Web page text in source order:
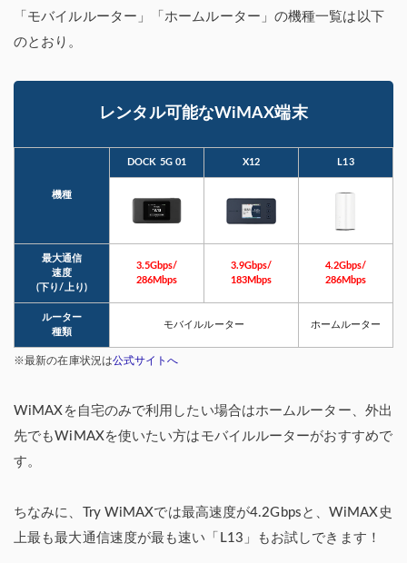
「モバイルルーター」「ホームルーター」の機種一覧は以下
のとおり。
レンタル可能なWiMAX端末
機種
DOCK 5G 01 X12 L13
最大通信
速度
(下り/上り)
3.5Gbps/
286Mbps
3.9Gbps/
183Mbps
4.2Gbps/
286Mbps
ルーター
種類
モバイルルーター ホームルーター
※最新の在庫状況は公式サイトへ
WiMAXを自宅のみで利用したい場合はホームルーター、外出
先でもWiMAXを使いたい方はモバイルルーターがおすすめで
す。
ちなみに、Try WiMAXでは最高速度が4.2Gbpsと、WiMAX史
上最も最大通信速度が最も速い「L13」もお試しできます！